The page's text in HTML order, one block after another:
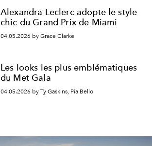
Alexandra Leclerc adopte le style
chic du Grand Prix de Miami
04.05.2026 by Grace Clarke
Les looks les plus emblématiques
du Met Gala
04.05.2026 by Ty Gaskins, Pia Bello